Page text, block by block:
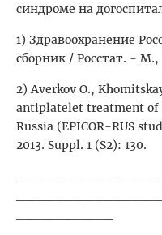
синдроме на
1) Здравоохранение
сборник / Росстат. - М.,
2) Averkov O.,
antiplatelet treatment of
Russia (EPICOR-RUS
2013. Suppl. 1 (S2): 130.